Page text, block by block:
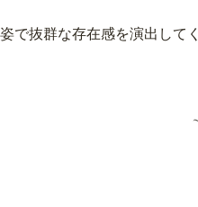
で抜群な存在感を演出して